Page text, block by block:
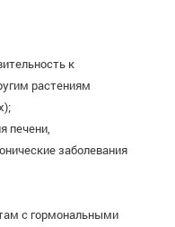
к
растениям
печени,
заболевания
с гормональными